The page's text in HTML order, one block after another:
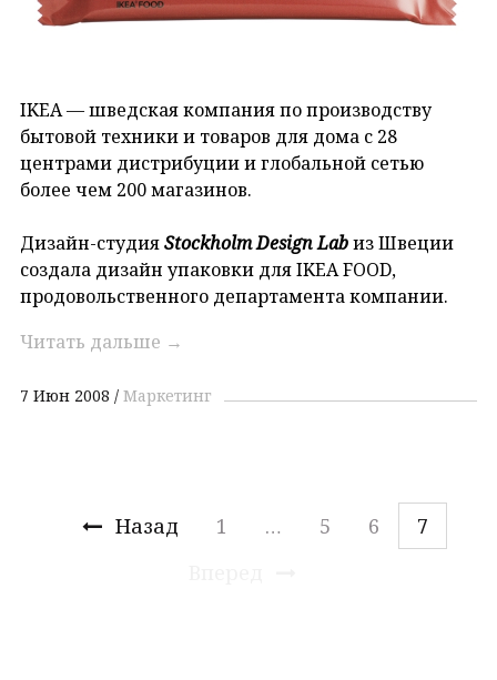
IKEA — шведская компания по производству
бытовой техники и товаров для дома с 28
центрами дистрибуции и глобальной сетью
более чем 200 магазинов.
Дизайн-студияStockholm Design Labиз Швеции
создала дизайн упаковки для IKEA FOOD,
продовольственного департамента компании.
Читать дальше →
7 Июн 2008 Маркетинг
Назад 1 … 5 6
7